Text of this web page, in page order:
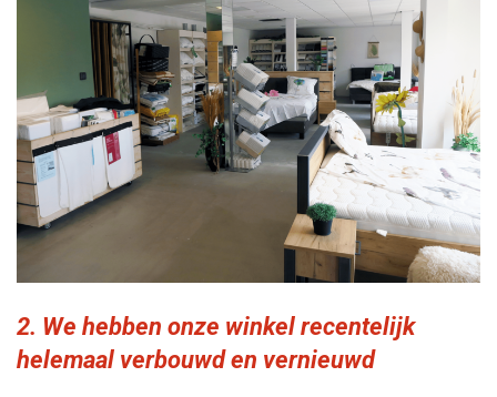
2. We hebben onze winkel recentelijk
helemaal verbouwd en vernieuwd